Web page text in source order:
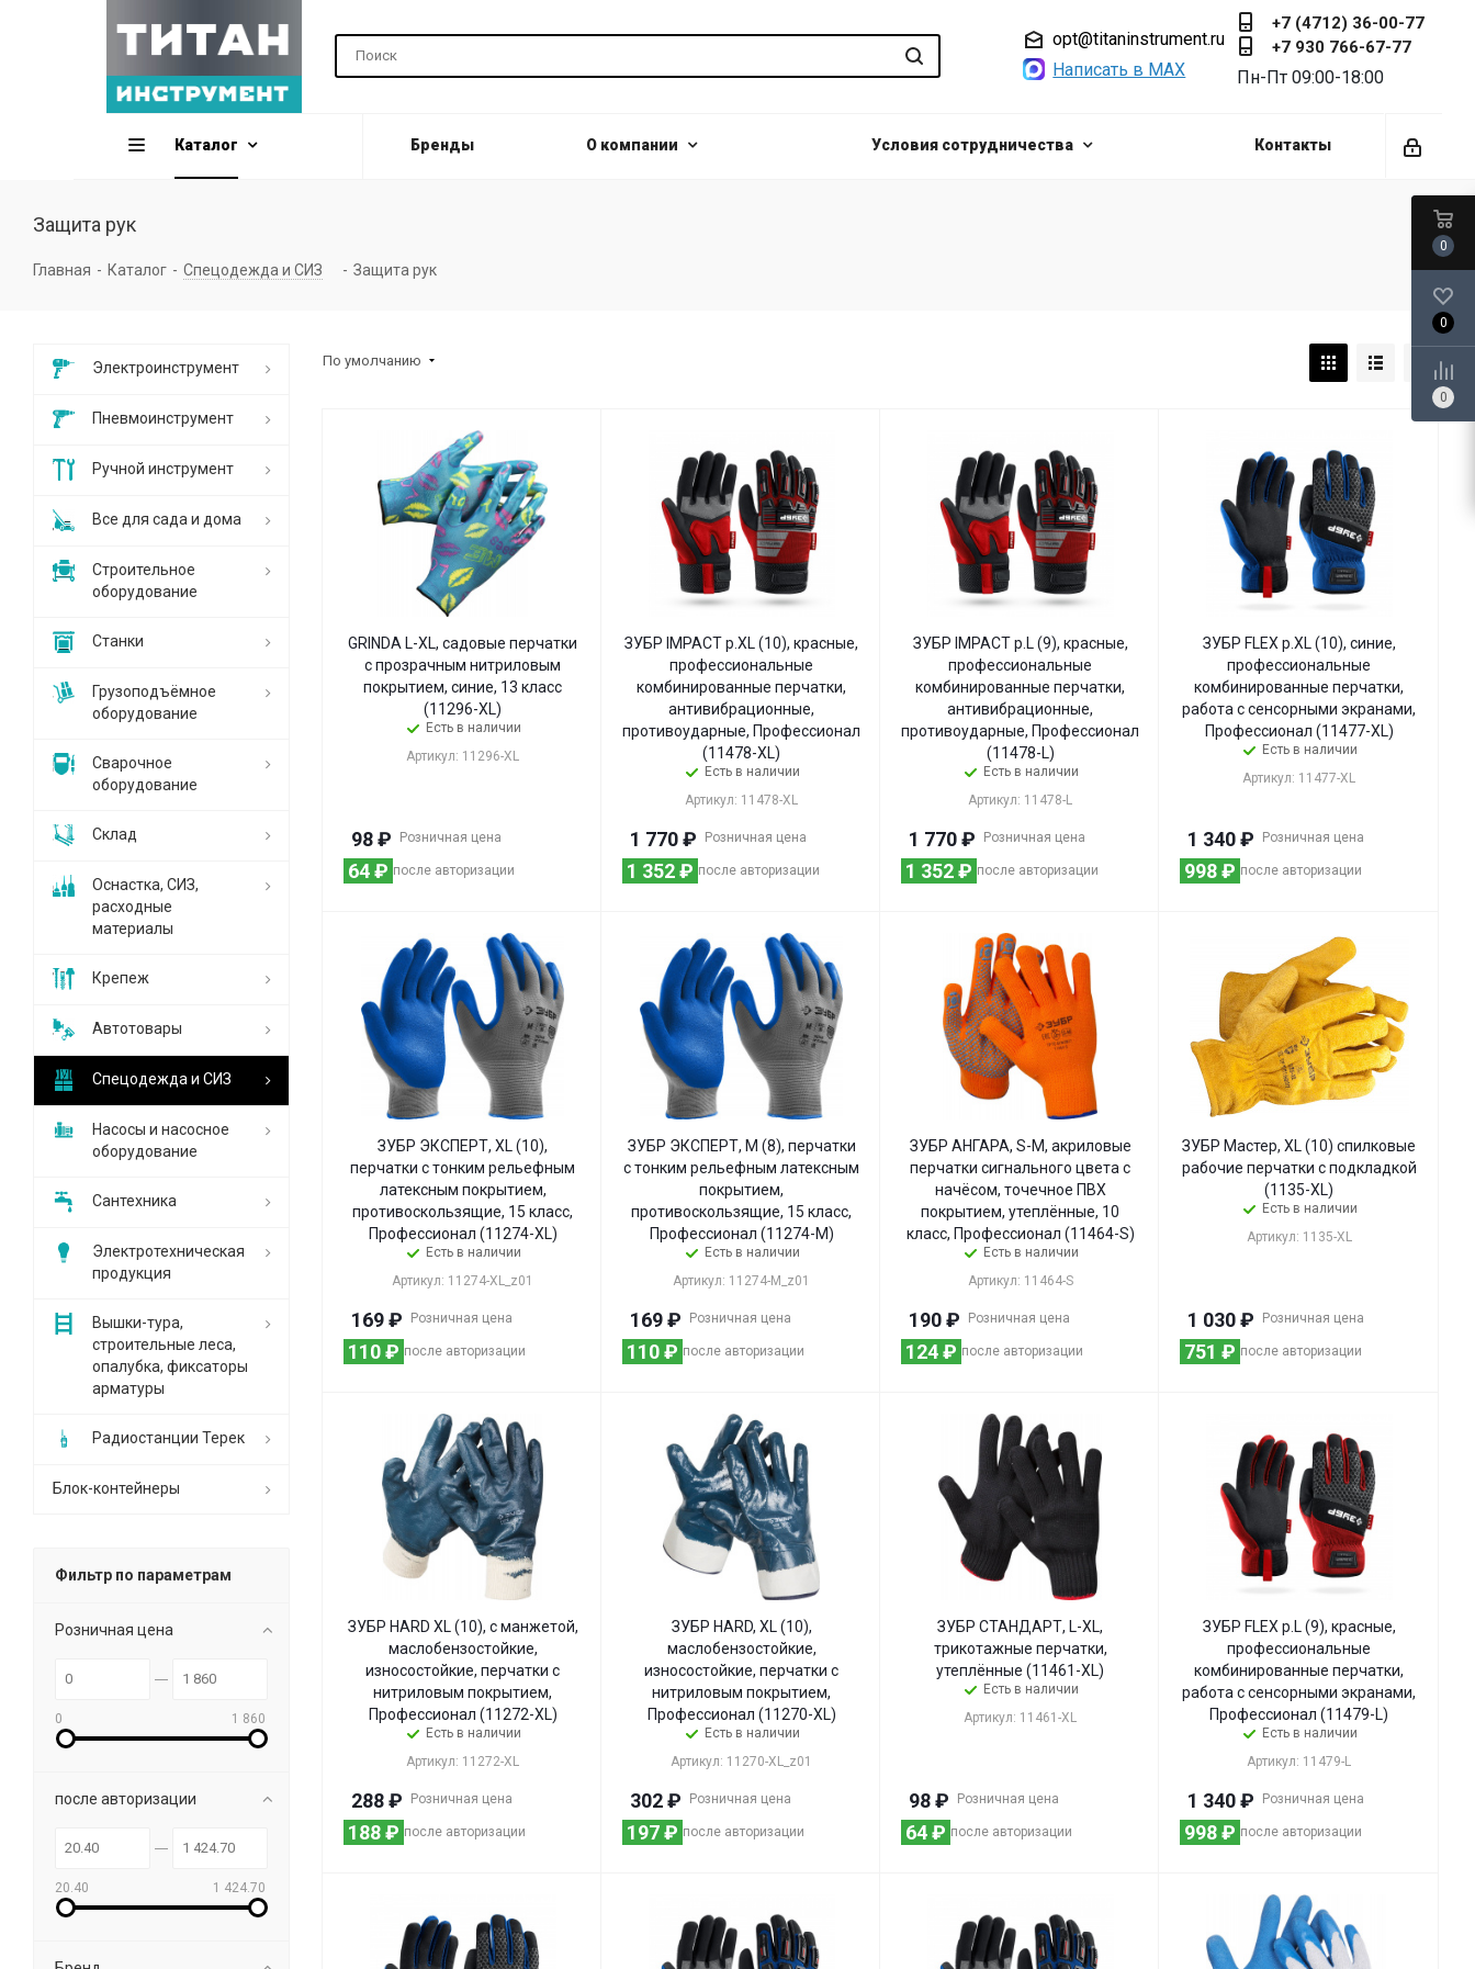
opt@titaninstrument.ru
Написать в MAX
+7 (4712) 36-00-77
+7 930 766-67-77
Пн-Пт 09:00-18:00
Каталог Бренды О компании Условия сотрудничества Контакты
Защита рук
Главная - Каталог - Спецодежда и СИЗ - Защита рук
По умолчанию
GRINDA L-XL, садовые перчатки
с прозрачным нитриловым
покрытием, синие, 13 класс
(11296-XL)
Есть в наличии
Артикул: 11296-XL
Розничная цена
98₽
после авторизации
64₽
ЗУБР IMPACT р.XL (10), красные,
профессиональные
комбинированные перчатки,
антивибрационные,
противоударные, Профессионал
(11478-XL)
Есть в наличии
Артикул: 11478-XL
Розничная цена
1 770₽
после авторизации
1 352₽
ЗУБР IMPACT р.L (9), красные,
профессиональные
комбинированные перчатки,
антивибрационные,
противоударные, Профессионал
(11478-L)
Есть в наличии
Артикул: 11478-L
Розничная цена
1 770₽
после авторизации
1 352₽
ЗУБР FLEX р.XL (10), синие,
профессиональные
комбинированные перчатки,
работа с сенсорными экранами,
Профессионал (11477-XL)
Есть в наличии
Артикул: 11477-XL
Розничная цена
1 340₽
после авторизации
998₽
ЗУБР ЭКСПЕРТ, XL (10),
перчатки с тонким рельефным
латексным покрытием,
противоскользящие, 15 класс,
Профессионал (11274-XL)
Есть в наличии
Артикул: 11274-XL_z01
Розничная цена
169₽
после авторизации
110₽
ЗУБР ЭКСПЕРТ, M (8), перчатки
с тонким рельефным латексным
покрытием,
противоскользящие, 15 класс,
Профессионал (11274-M)
Есть в наличии
Артикул: 11274-M_z01
Розничная цена
169₽
после авторизации
110₽
ЗУБР АНГАРА, S-M, акриловые
перчатки сигнального цвета с
начёсом, точечное ПВХ
покрытием, утеплённые, 10
класс, Профессионал (11464-S)
Есть в наличии
Артикул: 11464-S
Розничная цена
190₽
после авторизации
124₽
ЗУБР Мастер, XL (10) спилковые
рабочие перчатки с подкладкой
(1135-XL)
Есть в наличии
Артикул: 1135-XL
Розничная цена
1 030₽
после авторизации
751 ₽
ЗУБР HARD XL (10), с манжетой,
маслобензостойкие,
износостойкие, перчатки с
нитриловым покрытием,
Профессионал (11272-XL)
Есть в наличии
Артикул: 11272-XL
Розничная цена
288₽
после авторизации
188₽
ЗУБР HARD, XL (10),
маслобензостойкие,
износостойкие, перчатки с
нитриловым покрытием,
Профессионал (11270-XL)
Есть в наличии
Артикул: 11270-XL_z01
Розничная цена
302₽
после авторизации
197₽
ЗУБР СТАНДАРТ, L-XL,
трикотажные перчатки,
утеплённые (11461-XL)
Есть в наличии
Артикул: 11461-XL
Розничная цена
98₽
после авторизации
64₽
ЗУБР FLEX р.L (9), красные,
профессиональные
комбинированные перчатки,
работа с сенсорными экранами,
Профессионал (11479-L)
Есть в наличии
Артикул: 11479-L
Розничная цена
1 340₽
после авторизации
998₽
Электроинструмент
Пневмоинструмент
Ручной инструмент
Все для сада и дома
Строительное
оборудование
Станки
Грузоподъёмное
оборудование
Сварочное
оборудование
Склад
Оснастка, СИЗ,
расходные
материалы
Крепеж
Автотовары
Спецодежда и СИЗ
Насосы и насосное
оборудование
Сантехника
Электротехническая
продукция
Вышки-тура,
строительные леса,
опалубка, фиксаторы
арматуры
Радиостанции Терек
Блок-контейнеры
Фильтр по параметрам
Розничная цена
0 1 860
после авторизации
20.40 1 424.70
0
0
0